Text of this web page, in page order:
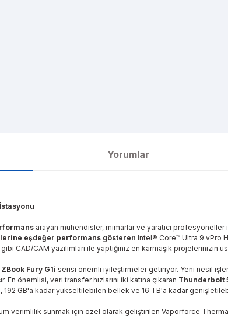
Yorumlar
arayan mühendisler, mimarlar ve yaratıcı profesyoneller
eşdeğer performans gösteren Intel® Core™ Ultra 9 vPro
gibi CAD/CAM yazılımları ile yaptığınız en karmaşık projelerinizin
ZBook Fury G1i serisi önemli iyileştirmeler getiriyor. Yeni nesil
En önemlisi, veri transfer hızlarını iki katına çıkaran Thunderbolt
192 GB'a kadar yükseltilebilen bellek ve 16 TB'a kadar
verimlilik sunmak için özel olarak geliştirilen Vaporforce